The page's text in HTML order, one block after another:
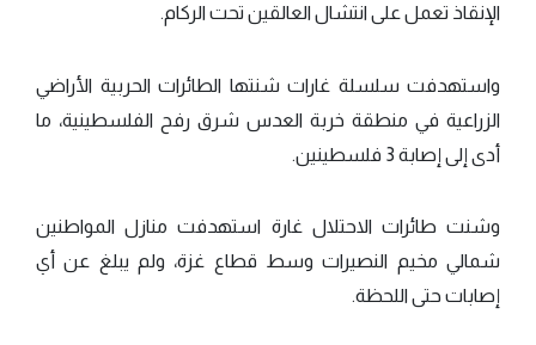
الإنقاذ تعمل على انتشال العالقين تحت الركام.
واستهدفت سلسلة غارات شنتها الطائرات الحربية الأراضي
الزراعية في منطقة خربة العدس شرق رفح الفلسطينية، ما
أدى إلى إصابة 3 فلسطينين.
وشنت طائرات الاحتلال غارة استهدفت منازل المواطنين
شمالي مخيم النصيرات وسط قطاع غزة، ولم يبلغ عن أي
إصابات حتى اللحظة.